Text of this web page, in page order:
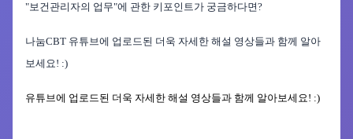
"보건관리자의 업무"에 관한 키포인트가 궁금하다면?
나눔CBT 유튜브에 업로드된 더욱 자세한 해설 영상들과 함께 알아
보세요! :)
유튜브에 업로드된 더욱 자세한 해설 영상들과 함께 알아보세요! :)